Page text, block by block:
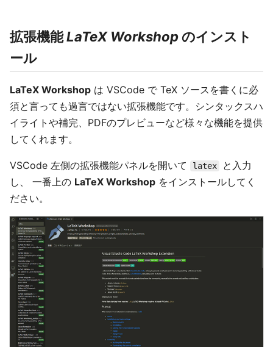
拡張機能LaTeX Workshopのインスト
ール
LaTeX Workshop は VSCode で TeX ソースを書くに必
須と言っても過言ではない拡張機能です。シンタックスハ
イライトや補完、PDFのプレビューなど様々な機能を提供
してくれます。
VSCode 左側の拡張機能パネルを開いて latex
と入力
し、 一番上の LaTeX Workshop をインストールしてく
ださい。